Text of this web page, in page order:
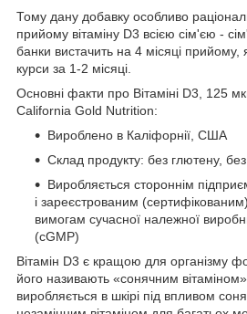
Тому дану добавку особливо
прийому вітаміну D3 всією сім'єю -
банки вистачить на 4 місяці прийому,
курси за 1-2 місяці.
Основні факти про Вітаміні D3, 125
California Gold Nutrition:
Вироблено в Каліфорнії, США
Склад продукту: без глютену,
Виробляється стороннім
і зареєстрованим
вимогам сучасної належної
(cGMP)
Вітамін D3 є кращою для організму
його називають «сонячним вітаміном»,
виробляється в шкірі під впливом